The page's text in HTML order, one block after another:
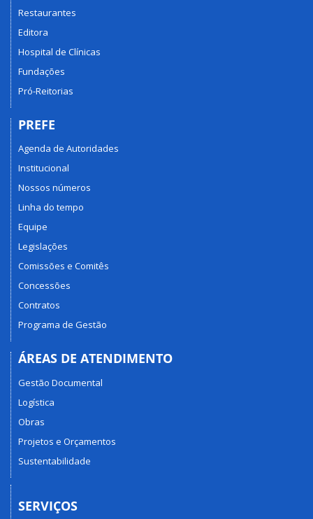
Restaurantes
Editora
Hospital de Clínicas
Fundações
Pró-Reitorias
PREFE
Agenda de Autoridades
Institucional
Nossos números
Linha do tempo
Equipe
Legislações
Comissões e Comitês
Concessões
Contratos
Programa de Gestão
ÁREAS DE ATENDIMENTO
Gestão Documental
Logística
Obras
Projetos e Orçamentos
Sustentabilidade
SERVIÇOS